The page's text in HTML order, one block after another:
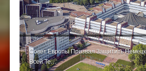
Совет Европы Призвал Защитить
Всей Те…